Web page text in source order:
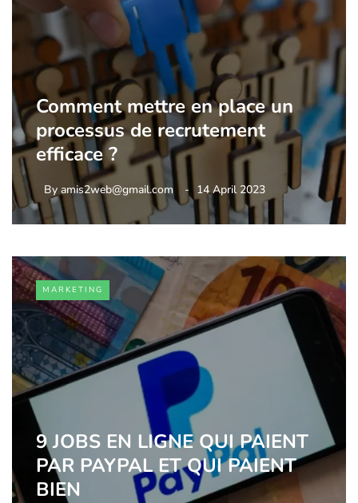
Comment mettre en place un
processus de recrutement
efficace ?
By amis2web@gmail.com 14 April 2023
MARKETING
9 JOBS EN LIGNE QUI PAIENT
PAR PAYPAL ET QUI PAIENT
BIEN